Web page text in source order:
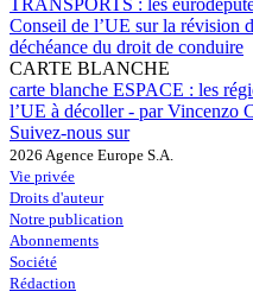
TRANSPORTS : les
Conseil de l’UE sur la révision
déchéance du droit de conduire
CARTE BLANCHE
carte blanche ESPACE : les
l’UE à décoller - par Vincenzo
Suivez-nous sur
2026 Agence Europe S.A.
Vie privée
Droits d'auteur
Notre publication
Abonnements
Société
Rédaction